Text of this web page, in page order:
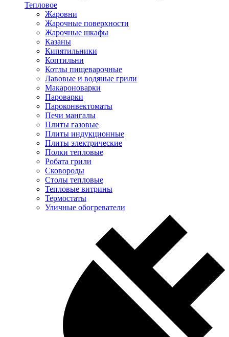
Тепловое
Жаровни
Жарочные поверхности
Жарочные шкафы
Казаны
Кипятильники
Коптильни
Котлы пищеварочные
Лавовые и водяные грили
Макароноварки
Пароварки
Пароконвектоматы
Печи мангалы
Плиты газовые
Плиты индукционные
Плиты электрические
Полки тепловые
Робата грили
Сковороды
Столы тепловые
Тепловые витрины
Термостаты
Уличные обогреватели